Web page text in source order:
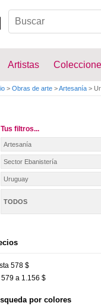
Artistas
> Obras de arte >Artesanía >
Tus filtros...
Artesanía
Sector Ebanistería
Uruguay
TODOS
578 $
579 a 1.156 $
por colores